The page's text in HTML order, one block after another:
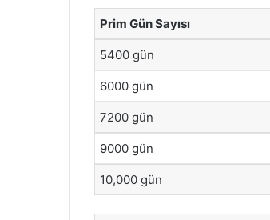
Prim Gün Sayısı
5400 gün
6000 gün
7200 gün
9000 gün
10,000 gün